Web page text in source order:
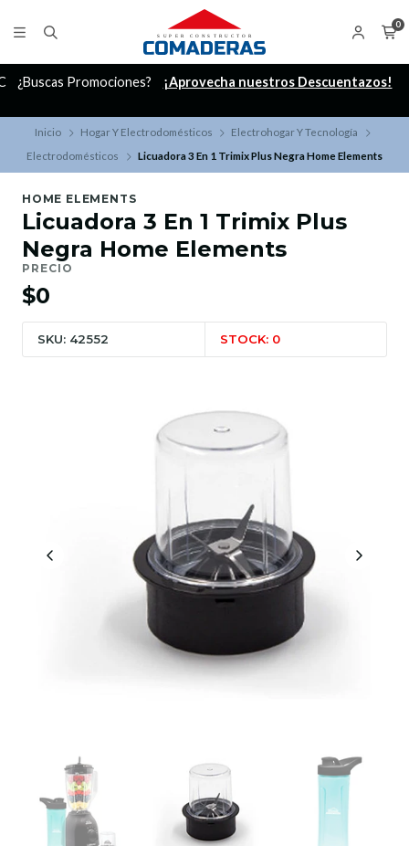
0
¿Buscas Promociones? ¡Aprovecha nuestros Descuentazos!
Inicio Hogar Y Electrodomésticos
Electrohogar Y Tecnología
Electrodomésticos
Licuadora 3 En 1 Trimix Plus Negra Home Elements
HOME ELEMENTS
Licuadora 3 En 1 Trimix Plus
Negra Home Elements
PRECIO
$0
SKU: 42552 STOCK: 0